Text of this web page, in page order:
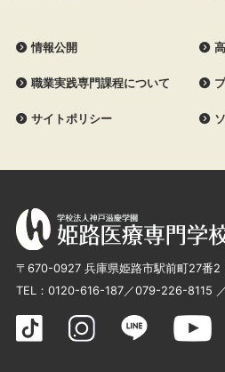
情報公開
職業実践専門課程について
サイトポリシー
〒670-0927 兵庫県姫路市駅前町27番2
TEL： 0120-616-187／079-226-8115